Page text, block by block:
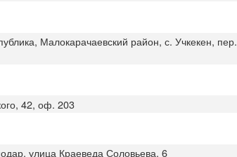
Малокарачаевский район, с. Учкекен, пер.
42, оф. 203
улица Краеведа Соловьева, 6